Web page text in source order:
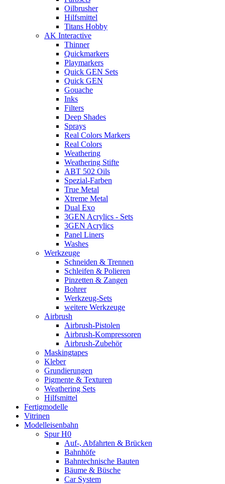
Oilbrusher
Hilfsmittel
Titans Hobby
AK Interactive
Thinner
Quickmarkers
Playmarkers
Quick GEN Sets
Quick GEN
Gouache
Inks
Filters
Deep Shades
Sprays
Real Colors Markers
Real Colors
Weathering
Weathering Stifte
ABT 502 Oils
Spezial-Farben
True Metal
Xtreme Metal
Dual Exo
3GEN Acrylics - Sets
3GEN Acrylics
Panel Liners
Washes
Werkzeuge
Schneiden & Trennen
Schleifen & Polieren
Pinzetten & Zangen
Bohrer
Werkzeug-Sets
weitere Werkzeuge
Airbrush
Airbrush-Pistolen
Airbrush-Kompressoren
Airbrush-Zubehör
Maskingtapes
Kleber
Grundierungen
Pigmente & Texturen
Weathering Sets
Hilfsmittel
Fertigmodelle
Vitrinen
Modelleisenbahn
Spur H0
Auf-, Abfahrten & Brücken
Bahnhöfe
Bahntechnische Bauten
Bäume & Büsche
Car System